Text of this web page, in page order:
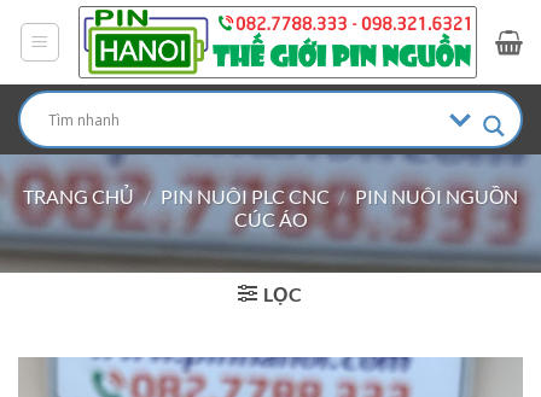
dung
TRANG CHỦ / PIN NUÔI PLC CNC / PIN NUÔI NGUỒN
CÚC ÁO
LỌC